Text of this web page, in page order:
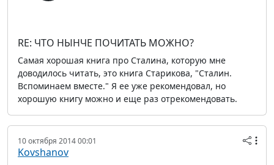
RE: ЧТО НЫНЧЕ ПОЧИТАТЬ МОЖНО?
Самая хорошая книга про Сталина, которую мне
доводилось читать, это книга Старикова, "Сталин.
Вспоминаем вместе." Я ее уже рекомендовал, но
хорошую книгу можно и еще раз отрекомендовать.
10 октября 2014 00:01
Kovshanov